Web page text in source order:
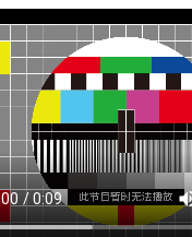
内蒙古 山